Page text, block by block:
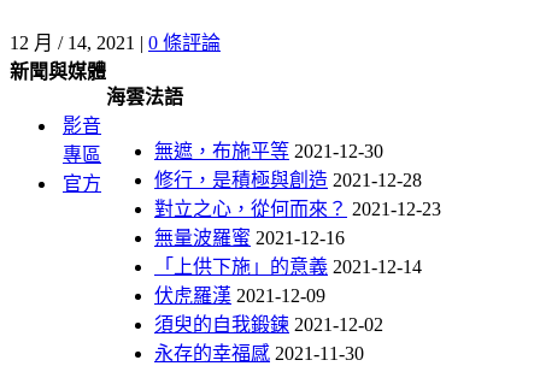
12 月 / 14, 2021 | 0 條評論
海雲法語
無遮，布施平等 2021-12-30
修行，是積極與創造 2021-12-28
對立之心，從何而來？ 2021-12-23
無量波羅蜜 2021-12-16
「上供下施」的意義 2021-12-14
伏虎羅漢 2021-12-09
須臾的自我鍛鍊 2021-12-02
永存的幸福感 2021-11-30
新聞與媒體
影音
專區
官方